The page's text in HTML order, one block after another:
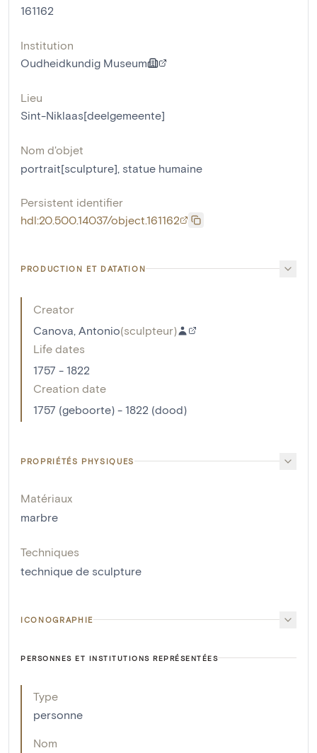
161162
Institution
Oudheidkundig Museum
Lieu
Sint-Niklaas[deelgemeente]
Nom d'objet
portrait[sculpture] statue humaine
Persistent identifier
hdl:20.500.14037/object.161162
PRODUCTION ET DATATION
Creator
Canova, Antonio(sculpteur)
Life dates
1757 - 1822
Creation date
1757 (geboorte) - 1822 (dood)
PROPRIÉTÉS PHYSIQUES
Matériaux
marbre
Techniques
technique de sculpture
ICONOGRAPHIE
PERSONNES ET INSTITUTIONS REPRÉSENTÉES
Type
personne
Nom